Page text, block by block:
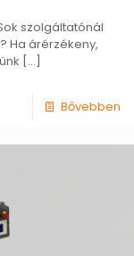
szolgáltatónál
Ha árérzékeny,
[…]
Bővebben